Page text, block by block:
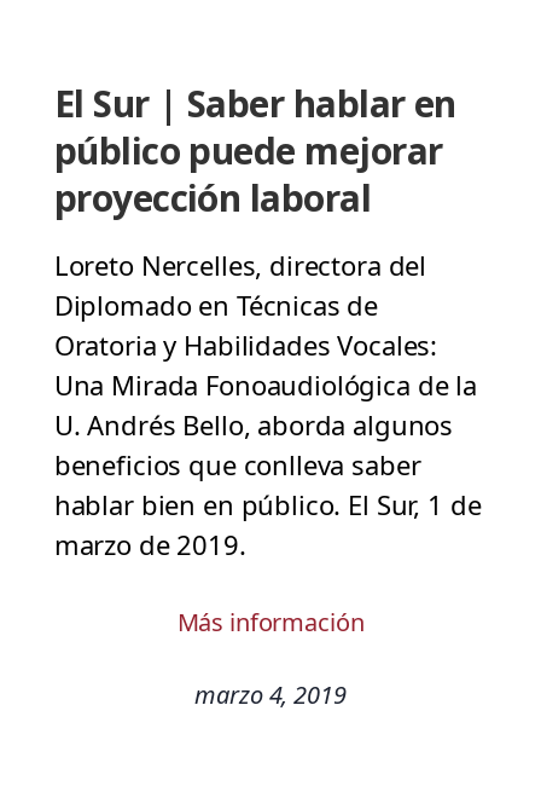
El Sur | Saber hablar en
público puede mejorar
proyección laboral
Loreto Nercelles, directora del
Diplomado en Técnicas de
Oratoria y Habilidades Vocales:
Una Mirada Fonoaudiológica de la
U. Andrés Bello, aborda algunos
beneficios que conlleva saber
hablar bien en público. El Sur, 1 de
marzo de 2019.
Más información
marzo 4, 2019